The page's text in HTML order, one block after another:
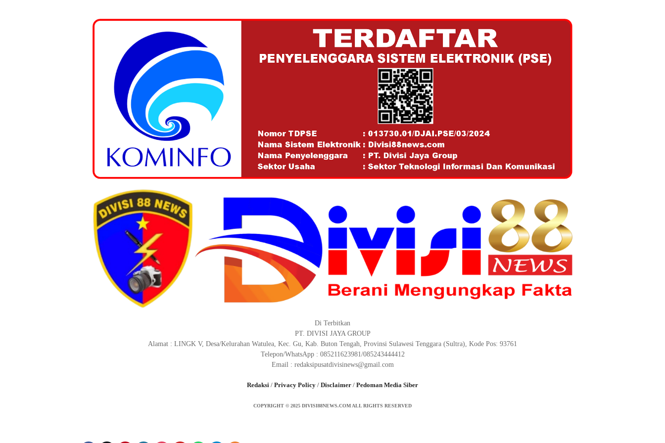
Di Terbitkan
PT. DIVISI JAYA GROUP
Alamat : LINGK V, Desa/Kelurahan Watulea, Kec. Gu, Kab. Buton Tengah, Provinsi Sulawesi Tenggara (Sultra), Kode Pos: 93761
Telepon/WhatsApp : 085211623981/085243444412
Email : redaksipusatdivisinews@gmail.com
Redaksi / Privacy Policy / Disclaimer / Pedoman Media Siber
COPYRIGHT © 2025 DIVISI88NEWS.COM ALL RIGHTS RESERVED